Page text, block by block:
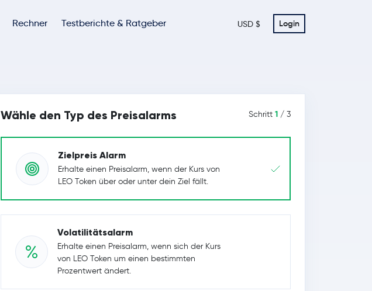
Rechner Testberichte & Ratgeber USD $ Login
Wähle den Typ des Preisalarms Schritt 1 / 3
Zielpreis Alarm
Erhalte einen Preisalarm, wenn der Kurs von
LEO Token über oder unter dein Ziel fällt.
Volatilitätsalarm
Erhalte einen Preisalarm, wenn sich der Kurs
von LEO Token um einen bestimmten
Prozentwert ändert.